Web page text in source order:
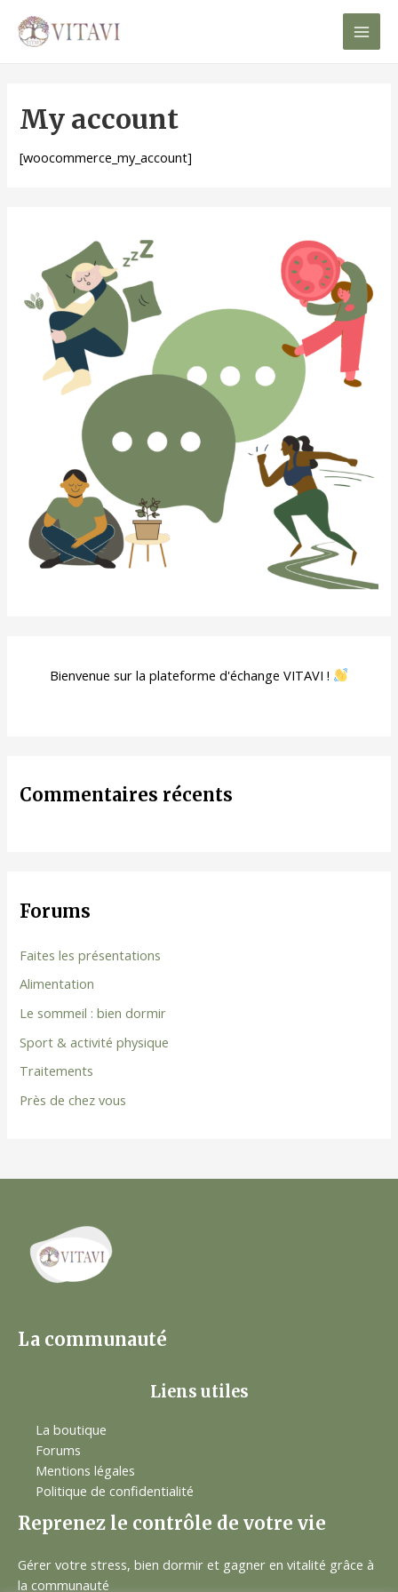
Main
My account
[woocommerce_my_account]
Bienvenue sur la plateforme d'échange VITAVI !
Commentaires récents
Forums
Faites les présentations
Alimentation
Le sommeil : bien dormir
Sport & activité physique
Traitements
Près de chez vous
La communauté
Liens utiles
La boutique
Forums
Mentions légales
Politique de confidentialité
Reprenez le contrôle de votre vie
Gérer votre stress, bien dormir et gagner en vitalité grâce à
la communauté